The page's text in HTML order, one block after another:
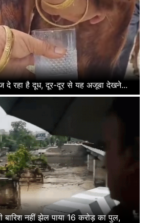
दे रहा है दूध, दूर-दूर से यह अजूबा देखने...
बारिश नहीं झेल पाया 16 करोड़ का पुल,